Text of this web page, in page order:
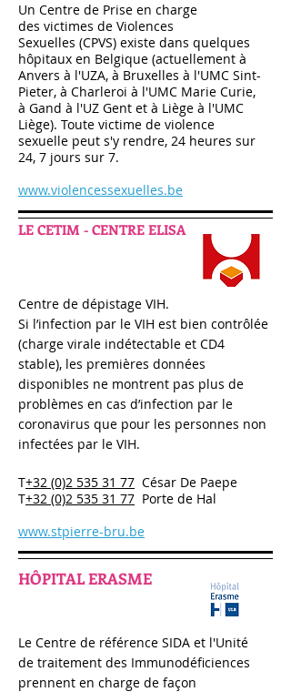
Un Centre de Prise en charge
des victimes de Violences
Sexuelles (CPVS) existe dans quelques
hôpitaux en Belgique (actuellement à
Anvers à l'UZA, à Bruxelles à l'UMC Sint-
Pieter, à Charleroi à l'UMC Marie Curie,
à Gand à l'UZ Gent et à Liège à l'UMC
Liège). Toute victime de violence
sexuelle peut s'y rendre, 24 heures sur
24, 7 jours sur 7.
www.violencessexuelles.be
LE CETIM - CENTRE ELISA
Centre de dépistage VIH.
Si l’infection par le VIH est bien contrôlée
(charge virale indétectable et CD4
stable), les premières données
disponibles ne montrent pas plus de
problèmes en cas d’infection par le
coronavirus que pour les personnes non
infectées par le VIH.
T+32 (0)2 535 31 77 César De Paepe
T+32 (0)2 535 31 77 Porte de Hal
www.stpierre-bru.be
HÔPITAL ERASME
Le Centre de référence SIDA et l'Unité
de traitement des Immunodéficiences
prennent en charge de façon